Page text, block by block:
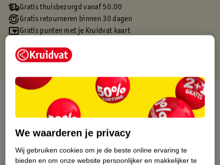
Gratis thuisbezorgd vanaf 50.00
Gratis retourneren binnen 30 dagen
Gratis punten met je Kruidvat kaart
Over dit product
Productinformatie
Etiketinformatie
We waarderen je privacy
Wij gebruiken cookies om je de beste online ervaring te
bieden en om onze website persoonlijker en makkelijker te